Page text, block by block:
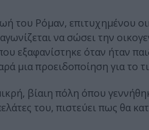
του Ρόμαν, επιτυχημένου
να σώσει την
εξαφανίστηκε όταν ήταν
μια προειδοποίηση για το
βίαιη πόλη όπου
του, πιστεύει πως θα